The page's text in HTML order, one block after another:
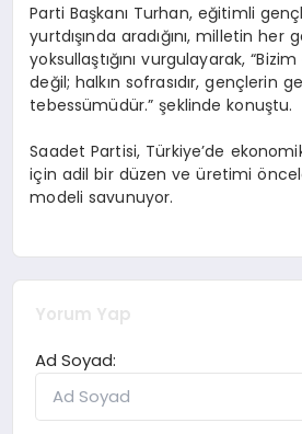
Parti Başkanı Turhan, eğitimli
yurtdışında aradığını, milletin her
yoksullaştığını vurgulayarak,
değil; halkın sofrasıdır, gençlerin
tebessümüdür.” şeklinde konuştu.
Saadet Partisi, Türkiye’de
için adil bir düzen ve üretimi
modeli savunuyor.
Yorum Yap
Ad Soyad: